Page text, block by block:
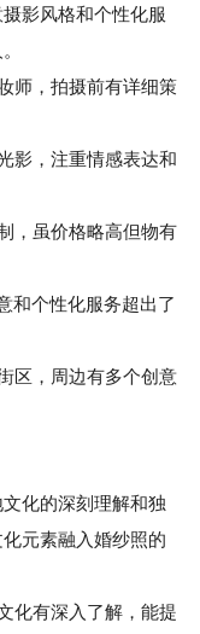
影风格和个性化服
，拍摄前有详细策
，注重情感表达和
虽价格略高但物有
个性化服务超出了
，周边有多个创意
化的深刻理解和独
元素融入婚纱照的
有深入了解，能提